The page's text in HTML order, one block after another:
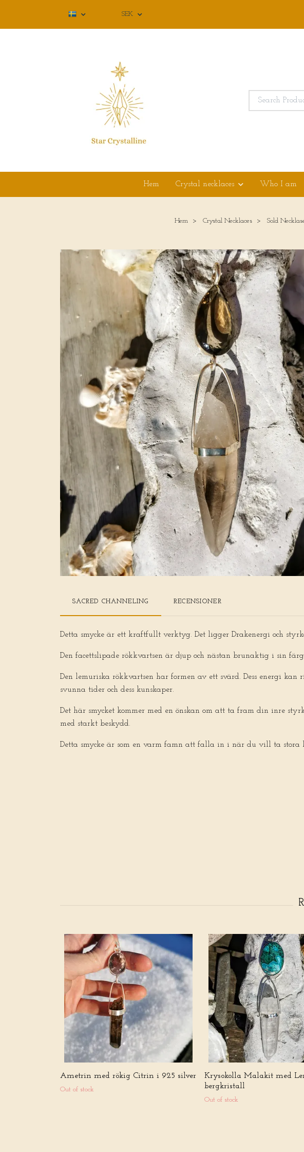
SEK
Hem Crystal necklaces Who I am
Hem Crystal Necklaces Sold
SACRED CHANNELING RECENSIONER
Detta smycke är ett kraftfullt verktyg. Det ligger Drakenergi och
Den facettslipade rökkvartsen är djup och nästan brunaktig i sin
Den lemuriska rökkvartsen har formen av ett svärd. Dess energi
svunna tider och dess kunskaper.
Det här smycket kommer med en önskan om att ta fram din inre
med starkt beskydd.
Detta smycke är som en varm famn att falla in i när du vill ta
Ametrin med rökig Citrin i 925 silver
Out of stock
Krysokolla Malakit med
bergkristall
Out of stock